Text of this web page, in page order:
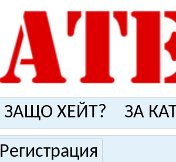
ЗАЩО ХЕЙТ? ЗА
Регистрация